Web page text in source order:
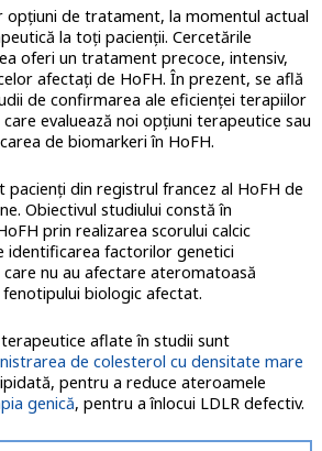
opțiuni de tratament, la momentul actual
la toți pacienții. Cercetările
oferi un tratament precoce, intensiv,
afectați de HoFH. În prezent, se află
de confirmarea ale eficienței terapiilor
evaluează noi opțiuni terapeutice sau
de biomarkeri în HoFH.
pacienți din registrul francez al HoFH de
Obiectivul studiului constă în
prin realizarea scorului calcic
identificarea factorilor genetici
nu au afectare ateromatoasă
biologic afectat.
aflate în studii sunt
de colesterol cu densitate mare
pentru a reduce ateroamele
genică, pentru a înlocui LDLR defectiv.